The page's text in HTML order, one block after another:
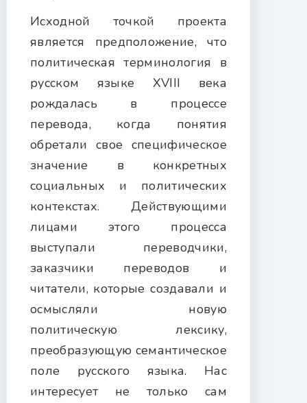
Исходной точкой проекта
является предположение, что
политическая терминология в
русском языке XVIII века
рождалась в процессе
перевода, когда понятия
обретали свое специфическое
значение в конкретных
социальных и политических
контекстах. Действующими
лицами этого процесса
выступали переводчики,
заказчики переводов и
читатели, которые создавали и
осмысляли новую
политическую лексику,
преобразующую семантическое
поле русского языка. Нас
интересует не только сам